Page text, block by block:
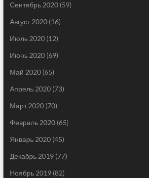
Сентябрь 2020(59)
Август 2020(16)
Июль 2020(12)
Июнь 2020(69)
Май 2020(65)
Апрель 2020(73)
Март 2020(70)
Февраль 2020(65)
Январь 2020(45)
Декабрь 2019(77)
Ноябрь 2019(82)